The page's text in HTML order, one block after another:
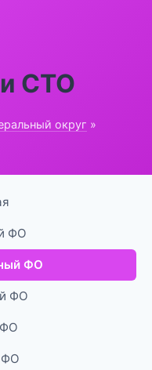
СТО
округ »
ФО
ФО
ФО
ФО
ФО